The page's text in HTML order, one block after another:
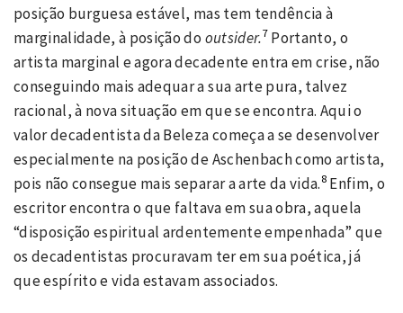
posição burguesa estável, mas tem tendência à
marginalidade, à posição do outsider.7Portanto, o
artista marginal e agora decadente entra em crise, não
conseguindo mais adequar a sua arte pura, talvez
racional, à nova situação em que se encontra. Aqui o
valor decadentista da Beleza começa a se desenvolver
especialmente na posição de Aschenbach como artista,
pois não consegue mais separar a arte da vida.8Enfim, o
escritor encontra o que faltava em sua obra, aquela
“disposição espiritual ardentemente empenhada” que
os decadentistas procuravam ter em sua poética, já
que espírito e vida estavam associados.